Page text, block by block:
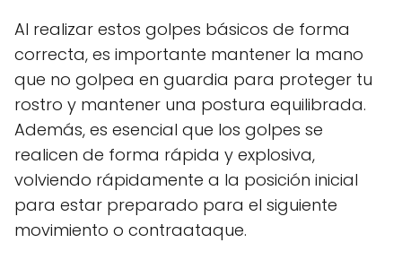
Al realizar estos golpes básicos de forma
correcta, es importante mantener la mano
que no golpea en guardia para proteger tu
rostro y mantener una postura equilibrada.
Además, es esencial que los golpes se
realicen de forma rápida y explosiva,
volviendo rápidamente a la posición inicial
para estar preparado para el siguiente
movimiento o contraataque.